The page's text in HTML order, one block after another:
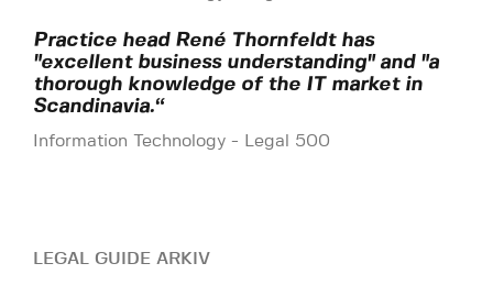
Practice head René Thornfeldt has
"excellent business understanding" and "a
thorough knowledge of the IT market in
Scandinavia.“
Information Technology - Legal 500
LEGAL GUIDE ARKIV